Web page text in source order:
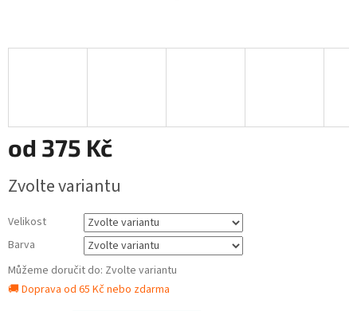
od 375 Kč
cena:
Zvolte variantu
Velikost
Barva
Můžeme doručit do: Zvolte variantu
🚚 Doprava od 65 Kč nebo zdarma